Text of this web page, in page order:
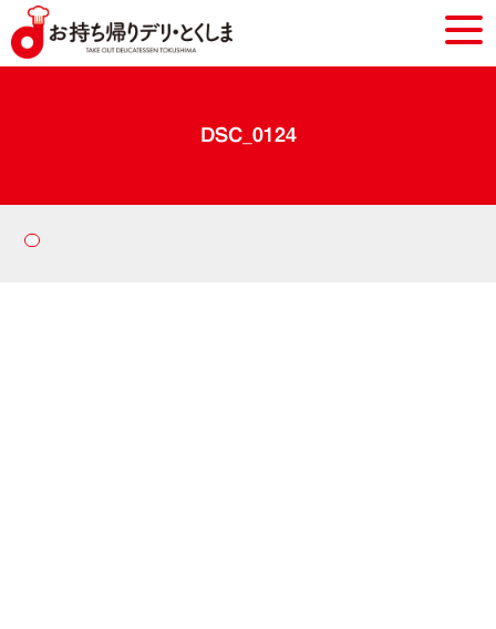
DSC_0124